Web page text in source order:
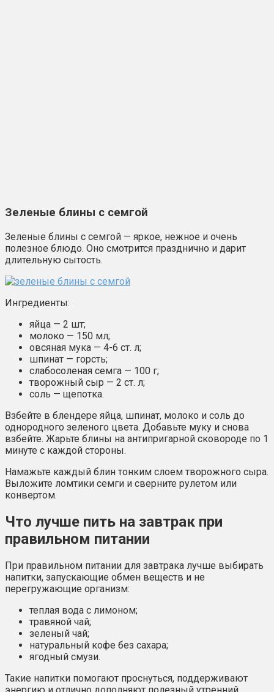
Зеленые блины с семгой
Зеленые блины с семгой — яркое, нежное и очень
полезное блюдо. Оно смотрится празднично и дарит
длительную сытость.
Ингредиенты:
яйца — 2 шт;
молоко — 150 мл;
овсяная мука — 4-6 ст. л;
шпинат — горсть;
слабосоленая семга — 100 г;
творожный сыр — 2 ст. л;
соль — щепотка.
Взбейте в блендере яйца, шпинат, молоко и соль до
однородного зеленого цвета. Добавьте муку и снова
взбейте. Жарьте блины на антипригарной сковороде по 1
минуте с каждой стороны.
Намажьте каждый блин тонким слоем творожного сыра.
Выложите ломтики семги и сверните рулетом или
конвертом.
Что лучше пить на завтрак при
правильном питании
При правильном питании для завтрака лучше выбирать
напитки, запускающие обмен веществ и не
перегружающие организм:
теплая вода с лимоном;
травяной чай;
зеленый чай;
натуральный кофе без сахара;
ягодный смузи.
Такие напитки помогают проснуться, поддерживают
энергию и отлично дополняют полезный утренний